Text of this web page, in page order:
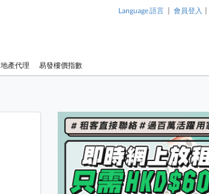
Language 語言 | 會員登入 |
地產代理 易發樓價指數